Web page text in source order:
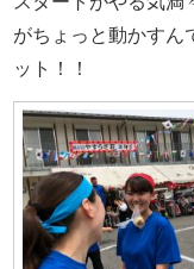
がちょっと動か
ット！！